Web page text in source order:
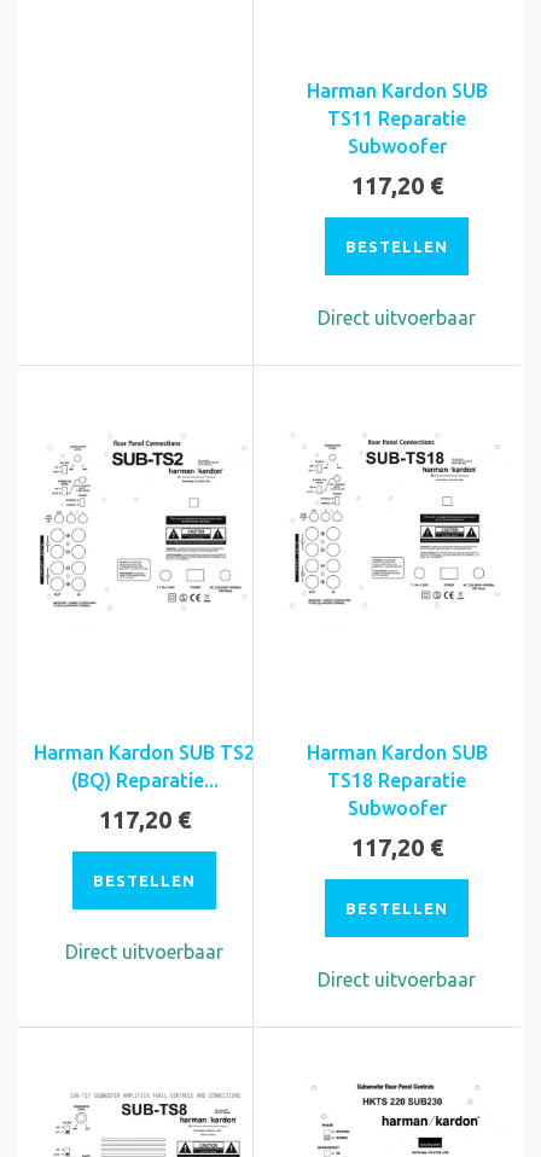
Harman Kardon SUB
TS11 Reparatie
Subwoofer
117,20 €
BESTELLEN
Direct uitvoerbaar
Harman Kardon SUB TS2
(BQ) Reparatie...
117,20 €
BESTELLEN
Direct uitvoerbaar
Harman Kardon SUB
TS18 Reparatie
Subwoofer
117,20 €
BESTELLEN
Direct uitvoerbaar